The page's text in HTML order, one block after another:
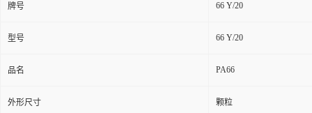
牌号 66 Y/20
型号 66 Y/20
品名 PA66
外形尺寸 颗粒